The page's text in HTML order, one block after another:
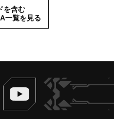
を含む
一覧を見る
ヴァンガードch